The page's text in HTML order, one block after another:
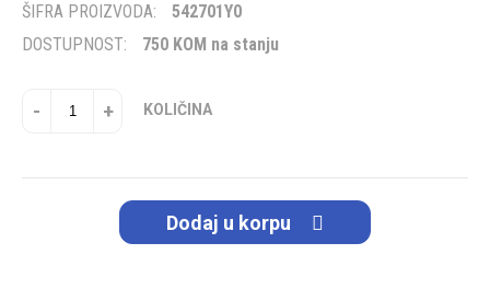
ŠIFRA PROIZVODA:
542701Y0
DOSTUPNOST:
750 KOM na stanju
- + KOLIČINA
Dodaj u korpu